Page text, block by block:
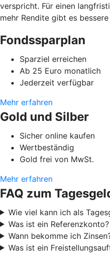
verspricht. Für einen
mehr Rendite gibt es
Fondssparplan
Sparziel erreichen
Ab 25 Euro monatlich
Jederzeit verfügbar
Mehr erfahren
Gold und Silber
Sicher online kaufen
Wertbeständig
Gold frei von MwSt.
Mehr erfahren
FAQ zum
Wie viel kann ich als
Was ist ein Referenzkonto?
Wann bekomme ich
Was ist ein